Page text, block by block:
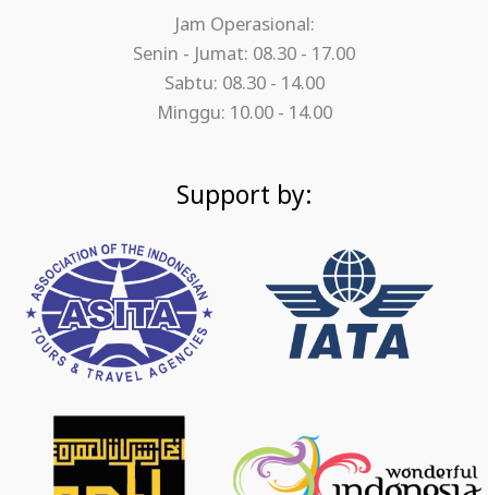
Jam Operasional:
Senin - Jumat: 08.30 - 17.00
Sabtu: 08.30 - 14.00
Minggu: 10.00 - 14.00
Support by: